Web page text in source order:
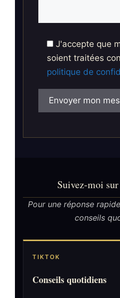
J'accepte que
soient traitées
politique de
Suivez-moi
Pour une réponse
conseils
TIKTOK
Conseils quotidiens